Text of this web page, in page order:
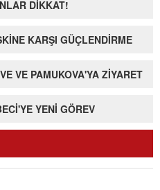
DİKKAT!
KARŞI GÜÇLENDİRME
VE PAMUKOVA'YA ZİYARET
YENİ GÖREV